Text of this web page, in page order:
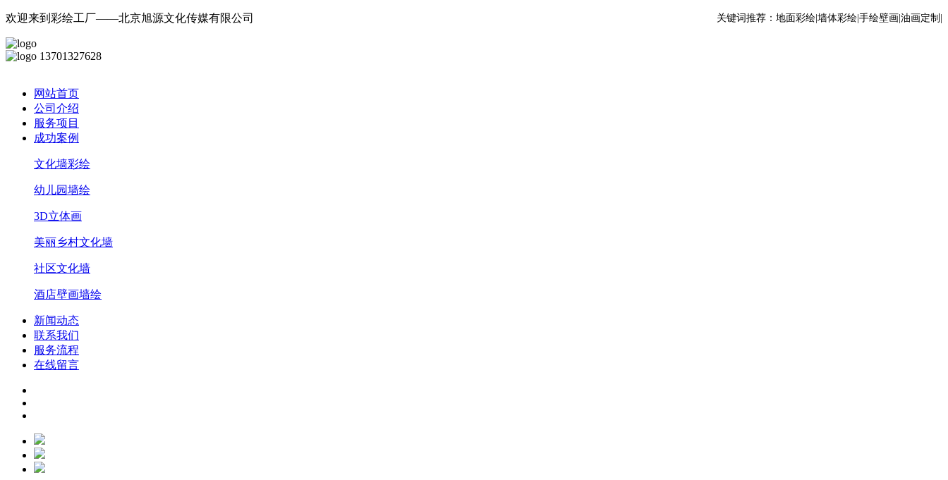
欢迎来到彩绘工厂——北京旭源文化传媒有限公司 关键词推荐：地面彩绘|墙体彩绘|手绘壁画|油画定制|
13701327628
网站首页
公司介绍
服务项目
成功案例
文化墙彩绘
幼儿园墙绘
3D立体画
美丽乡村文化墙
社区文化墙
酒店壁画墙绘
新闻动态
联系我们
服务流程
在线留言